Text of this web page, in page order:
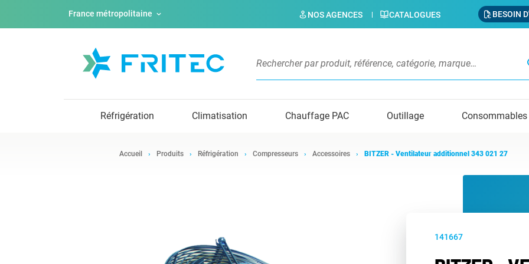
France métropolitaine NOS AGENCES CATALOGUES BESOIN
Réfrigération Climatisation Chauffage PAC Outillage Consommables
Accueil Produits Réfrigération Compresseurs Accessoires BITZER - Ventilateur additionnel 343 021 27
141667